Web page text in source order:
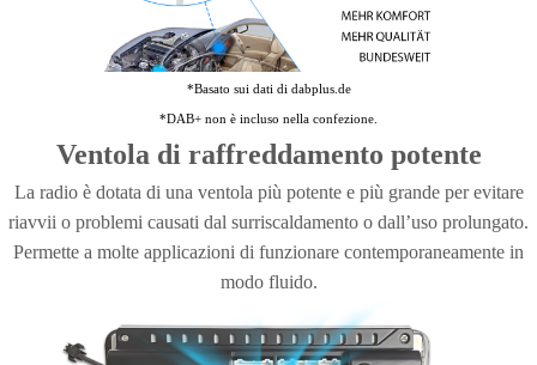
dell’FM offre qualità priva di disturbi e una scelta molto più ampia.
*Basato sui dati di dabplus.de
Ventola di raffreddamento potente